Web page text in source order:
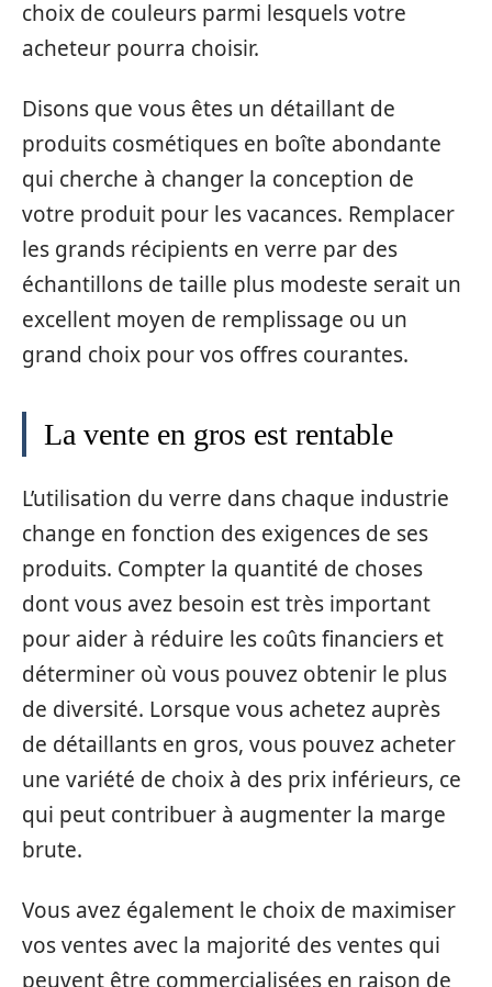
choix de couleurs parmi lesquels votre
acheteur pourra choisir.
Disons que vous êtes un détaillant de
produits cosmétiques en boîte abondante
qui cherche à changer la conception de
votre produit pour les vacances. Remplacer
les grands récipients en verre par des
échantillons de taille plus modeste serait un
excellent moyen de remplissage ou un
grand choix pour vos offres courantes.
La vente en gros est rentable
L’utilisation du verre dans chaque industrie
change en fonction des exigences de ses
produits. Compter la quantité de choses
dont vous avez besoin est très important
pour aider à réduire les coûts financiers et
déterminer où vous pouvez obtenir le plus
de diversité. Lorsque vous achetez auprès
de détaillants en gros, vous pouvez acheter
une variété de choix à des prix inférieurs, ce
qui peut contribuer à augmenter la marge
brute.
Vous avez également le choix de maximiser
vos ventes avec la majorité des ventes qui
peuvent être commercialisées en raison de